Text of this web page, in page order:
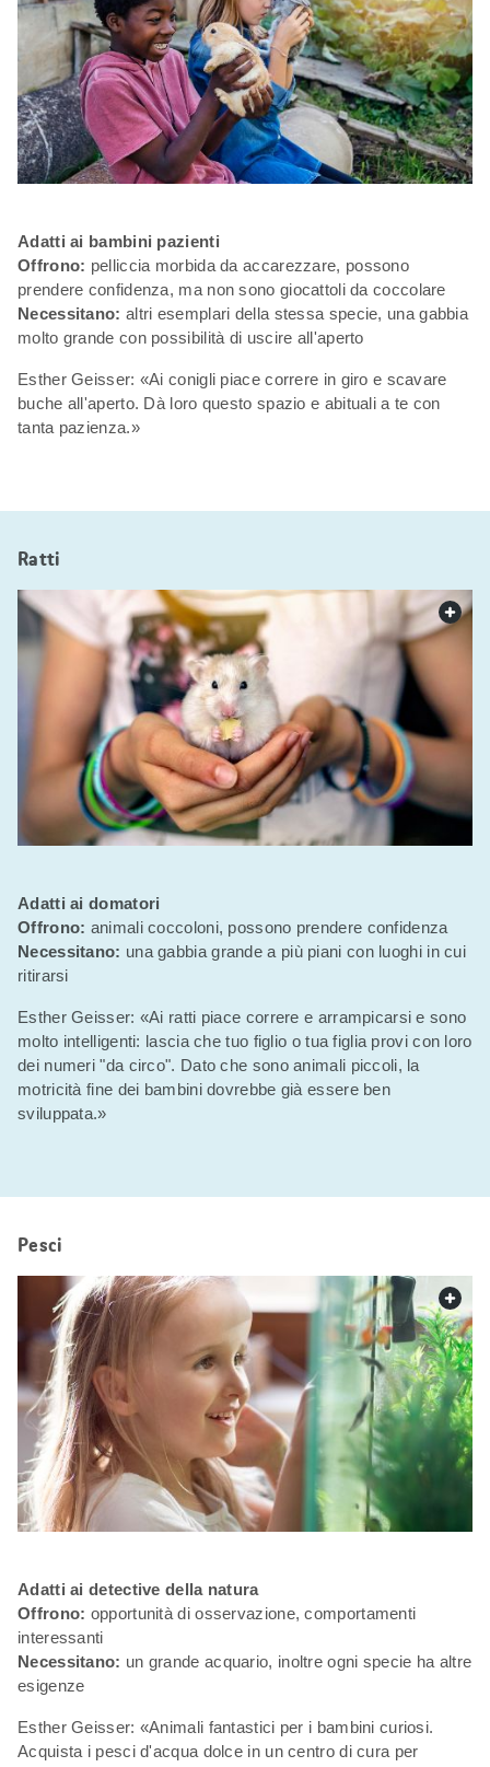
Adatti ai bambini pazienti
Offrono: pelliccia morbida da accarezzare, possono
prendere confidenza, ma non sono giocattoli da coccolare
Necessitano: altri esemplari della stessa specie, una gabbia
molto grande con possibilità di uscire all'aperto
Esther Geisser: «Ai conigli piace correre in giro e scavare
buche all'aperto. Dà loro questo spazio e abituali a te con
tanta pazienza.»
Ratti
Adatti ai domatori
Offrono: animali coccoloni, possono prendere confidenza
Necessitano: una gabbia grande a più piani con luoghi in cui
ritirarsi
Esther Geisser: «Ai ratti piace correre e arrampicarsi e sono
molto intelligenti: lascia che tuo figlio o tua figlia provi con loro
dei numeri "da circo". Dato che sono animali piccoli, la
motricità fine dei bambini dovrebbe già essere ben
sviluppata.»
Pesci
Adatti ai detective della natura
Offrono: opportunità di osservazione, comportamenti
interessanti
Necessitano: un grande acquario, inoltre ogni specie ha altre
esigenze
Esther Geisser: «Animali fantastici per i bambini curiosi.
Acquista i pesci d'acqua dolce in un centro di cura per